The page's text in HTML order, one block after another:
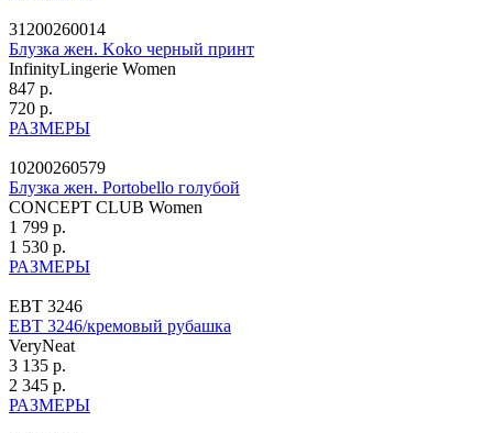
31200260014
Блузка жен. Koko черный принт
InfinityLingerie Women
847 р.
720 р.
РАЗМЕРЫ
10200260579
Блузка жен. Portobello голубой
CONCEPT CLUB Women
1 799 р.
1 530 р.
РАЗМЕРЫ
ЕВТ 3246
ЕВТ 3246/кремовый рубашка
VeryNeat
3 135 р.
2 345 р.
РАЗМЕРЫ